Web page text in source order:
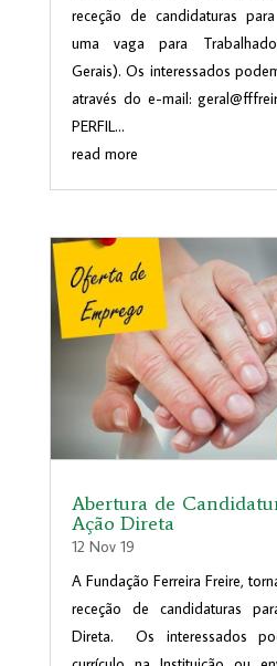
receção de candidaturas
uma vaga para
Gerais). Os interessados
através do e-mail:
PERFIL...
read more
Abertura de
Ação Direta
12 Nov 19
A Fundação Ferreira Freire,
receção de candidaturas
Direta. Os interessados